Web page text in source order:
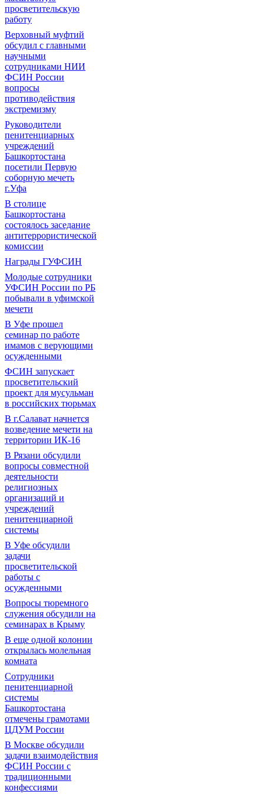
просветительскую
работу
Верховный муфтий
обсудил с главными
научными
сотрудниками НИИ
ФСИН России
вопросы
противодействия
экстремизму
Руководители
пенитенциарных
учреждений
Башкортостана
посетили Первую
соборную мечеть
г.Уфа
В столице
Башкортостана
состоялось заседание
антитеррористической
комиссии
Награды ГУФСИН
Молодые сотрудники
УФСИН России по РБ
побывали в уфимской
мечети
В Уфе прошел
семинар по работе
имамов с верующими
осужденными
ФСИН запускает
просветительский
проект для мусульман
в российских тюрьмах
В г.Салават начнется
возведение мечети на
территории ИК-16
В Рязани обсудили
вопросы совместной
деятельности
религиозных
организаций и
учреждений
пенитенциарной
системы
В Уфе обсудили
задачи
просветительской
работы с
осужденными
Вопросы тюремного
служения обсудили на
семинарах в Крыму
В еще одной колонии
открылась молельная
комната
Сотрудники
пенитенциарной
системы
Башкортостана
отмечены грамотами
ЦДУМ России
В Москве обсудили
задачи взаимодействия
ФСИН России с
традиционными
конфессиями